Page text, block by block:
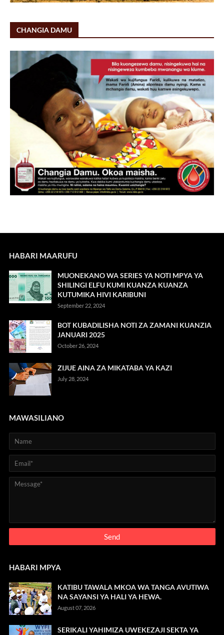
CHANGIA DAMU
HABARI MAARUFU
MUONEKANO WA SERIES YA NOTI MPYA YA
SHILINGI ELFU KUMI KUANZA KUANZA
KUTUMIKA HIVI KARIBUNI
September 22, 2024
BOT KUBADILISHA NOTI ZA ZAMANI KUANZIA
JANUARI 2025
October 26, 2024
ZIJUE AINA ZA MIKATABA YA KAZI
July 28, 2024
MAWASILIANO
HABARI MPYA
KATIBU TAWALA MKOA WA TANGA AVUTIWA
NA SAYANSI YA HALI YA HEWA.
August 07, 2026
SERIKALI YAHIMIZA UWEKEZAJI SEKTA YA